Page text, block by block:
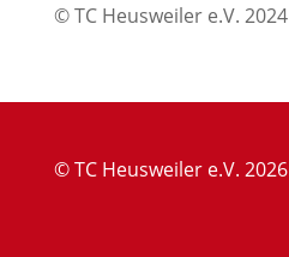
© TC Heusweiler e.V. 2024
© TC Heusweiler e.V. 2026